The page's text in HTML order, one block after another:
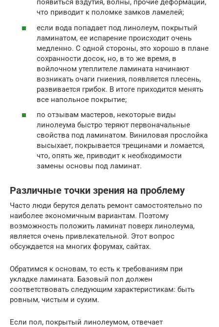
появиться вздутия, волны, прочие деформации,
что приводит к поломке замков ламелей;
если вода попадает под линолеум, покрытый
ламинатом, ее испарение происходит очень
медленно. С одной стороны, это хорошо в плане
сохранности досок, но, в то же время, в
войлочном утеплителе ламината начинают
возникать очаги гниения, появляется плесень,
развивается грибок. В итоге приходится менять
все напольное покрытие;
по отзывам мастеров, некоторые виды
линолеума быстро теряют первоначальные
свойства под ламинатом. Виниловая прослойка
высыхает, покрывается трещинами и ломается,
что, опять же, приводит к необходимости
замены основы под ламинат.
Различные точки зрения на проблему
Часто люди берутся делать ремонт самостоятельно по
наиболее экономичным вариантам. Поэтому
возможность положить ламинат поверх линолеума,
является очень привлекательной. Этот вопрос
обсуждается на многих форумах, сайтах.
Обратимся к основам, то есть к требованиям при
укладке ламината. Базовый пол должен
соответствовать следующим характеристикам: быть
ровным, чистым и сухим.
Если пол, покрытый линолеумом, отвечает